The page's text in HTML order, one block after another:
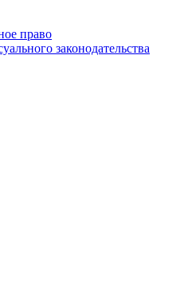
право
законодательства